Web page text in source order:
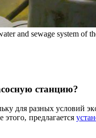
and sewage system of
станцию?
для разных условий
предлагается